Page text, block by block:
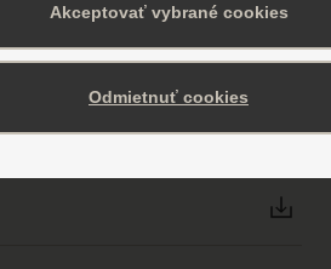
hotela
a stravovanie
Akceptovať vybrané cookies
Odmietnuť cookies